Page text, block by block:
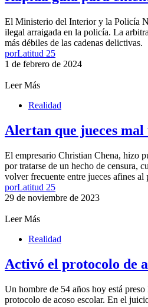
El Ministerio del Interior y la Policía
ilegal arraigada en la policía. La
más débiles de las cadenas delictivas.
porLatitud 25
1 de febrero de 2024
Leer Más
Realidad
Alertan que jueces
El empresario Christian Chena, hizo
por tratarse de un hecho de censura,
volver frecuente entre jueces afines al
porLatitud 25
29 de noviembre de 2023
Leer Más
Realidad
Activó el protocolo de
Un hombre de 54 años hoy está
protocolo de acoso escolar. En el